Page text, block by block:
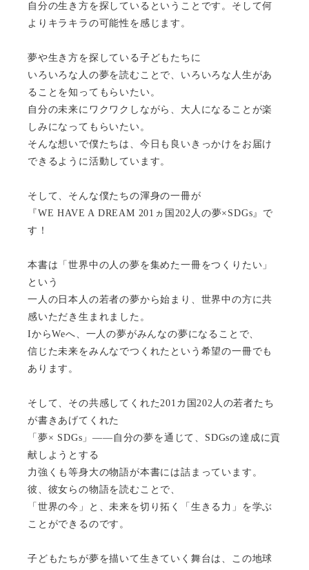
自分の生き方を探しているということです。そして何
よりキラキラの可能性を感じます。
夢や生き方を探している子どもたちに
いろいろな人の夢を読むことで、いろいろな人生があ
ることを知ってもらいたい。
自分の未来にワクワクしながら、大人になることが楽
しみになってもらいたい。
そんな想いで僕たちは、今日も良いきっかけをお届け
できるように活動しています。
そして、そんな僕たちの渾身の一冊が
『WE HAVE A DREAM 201ヵ国202人の夢×SDGs』で
す！
本書は「世界中の人の夢を集めた一冊をつくりたい」
という
一人の日本人の若者の夢から始まり、世界中の方に共
感いただき生まれました。
IからWeへ、一人の夢がみんなの夢になることで、
信じた未来をみんなでつくれたという希望の一冊でも
あります。
そして、その共感してくれた201カ国202人の若者たち
が書きあげてくれた
「夢× SDGs」――自分の夢を通じて、SDGsの達成に貢
献しようとする
力強くも等身大の物語が本書には詰まっています。
彼、彼女らの物語を読むことで、
「世界の今」と、未来を切り拓く「生きる力」を学ぶ
ことができるのです。
子どもたちが夢を描いて生きていく舞台は、この地球